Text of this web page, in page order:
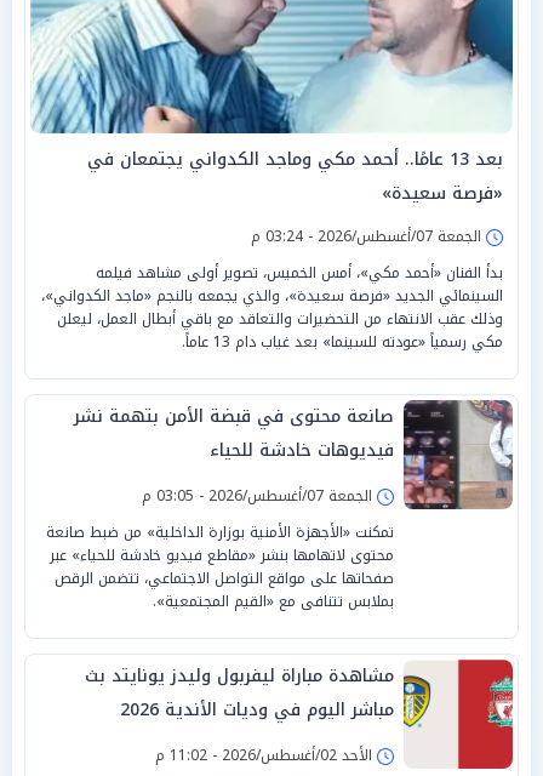
بعد 13 عامًا.. أحمد مكي وماجد الكدواني يجتمعان في
«فرصة سعيدة»
الجمعة 07/أغسطس/2026 - 03:24 م
بدأ الفنان «أحمد مكي»، أمس الخميس، تصوير أولى مشاهد فيلمه
السينمائي الجديد «فرصة سعيدة»، والذي يجمعه بالنجم «ماجد الكدواني»،
وذلك عقب الانتهاء من التحضيرات والتعاقد مع باقي أبطال العمل، ليعلن
مكي رسمياً «عودته للسينما» بعد غياب دام 13 عاماً.
صانعة محتوى في قبضة الأمن بتهمة نشر
فيديوهات خادشة للحياء
الجمعة 07/أغسطس/2026 - 03:05 م
تمكنت «الأجهزة الأمنية بوزارة الداخلية» من ضبط صانعة
محتوى لاتهامها بنشر «مقاطع فيديو خادشة للحياء» عبر
صفحاتها على مواقع التواصل الاجتماعي، تتضمن الرقص
بملابس تتنافى مع «القيم المجتمعية».
مشاهدة مباراة ليفربول وليدز يونايتد بث
مباشر اليوم في وديات الأندية 2026
الأحد 02/أغسطس/2026 - 11:02 م